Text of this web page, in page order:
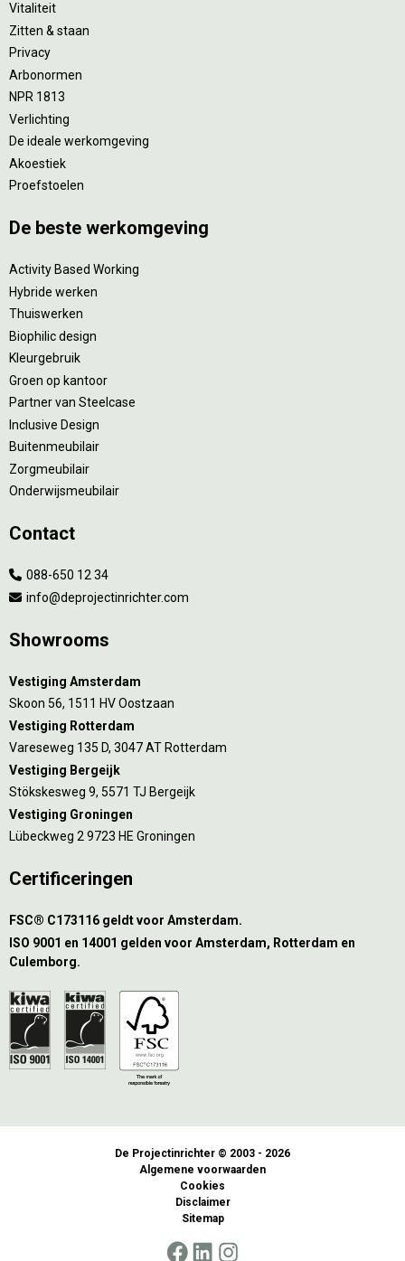
Vitaliteit
Zitten & staan
Privacy
Arbonormen
NPR 1813
Verlichting
De ideale werkomgeving
Akoestiek
Proefstoelen
De beste werkomgeving
Activity Based Working
Hybride werken
Thuiswerken
Biophilic design
Kleurgebruik
Groen op kantoor
Partner van Steelcase
Inclusive Design
Buitenmeubilair
Zorgmeubilair
Onderwijsmeubilair
Contact
088-650 12 34
info@deprojectinrichter.com
Showrooms
Vestiging Amsterdam
Skoon 56, 1511 HV Oostzaan
Vestiging Rotterdam
Vareseweg 135 D, 3047 AT Rotterdam
Vestiging Bergeijk
Stökskesweg 9, 5571 TJ Bergeijk
Vestiging Groningen
Lübeckweg 2 9723 HE Groningen
Certificeringen
FSC® C173116 geldt voor Amsterdam.
ISO 9001 en 14001 gelden voor Amsterdam, Rotterdam en
Culemborg.
De Projectinrichter © 2003 - 2026
Algemene voorwaarden
Cookies
Disclaimer
Sitemap